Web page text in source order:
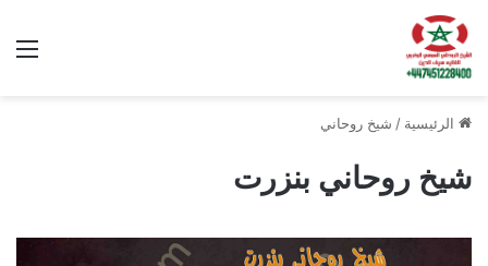
الرئيسية / شيخ روحاني
شيخ روحاني بنزرت